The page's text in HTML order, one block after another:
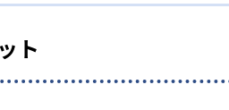
ト